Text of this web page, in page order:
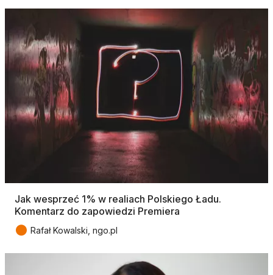
Jak wesprzeć 1% w realiach Polskiego Ładu.
Komentarz do zapowiedzi Premiera
● Rafał Kowalski, ngo.pl